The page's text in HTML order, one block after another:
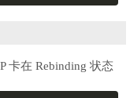
卡在 Rebinding 状态